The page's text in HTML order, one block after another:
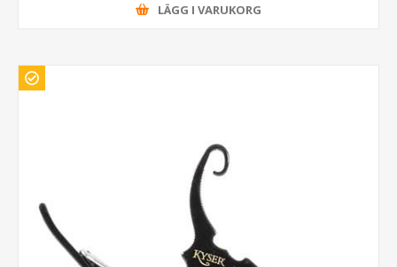
LÄGG I VARUKORG